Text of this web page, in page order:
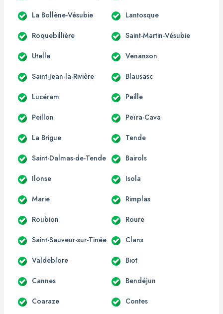
La Bollène-Vésubie Lantosque
Roquebillière Saint-Martin-Vésubie
Utelle Venanson
Saint-Jean-la-Rivière Blausasc
Lucéram Peille
Peillon Peïra-Cava
La Brigue Tende
Saint-Dalmas-de-Tende Bairols
Ilonse Isola
Marie Rimplas
Roubion Roure
Saint-Sauveur-sur-Tinée Clans
Valdeblore Biot
Cannes Bendéjun
Coaraze Contes